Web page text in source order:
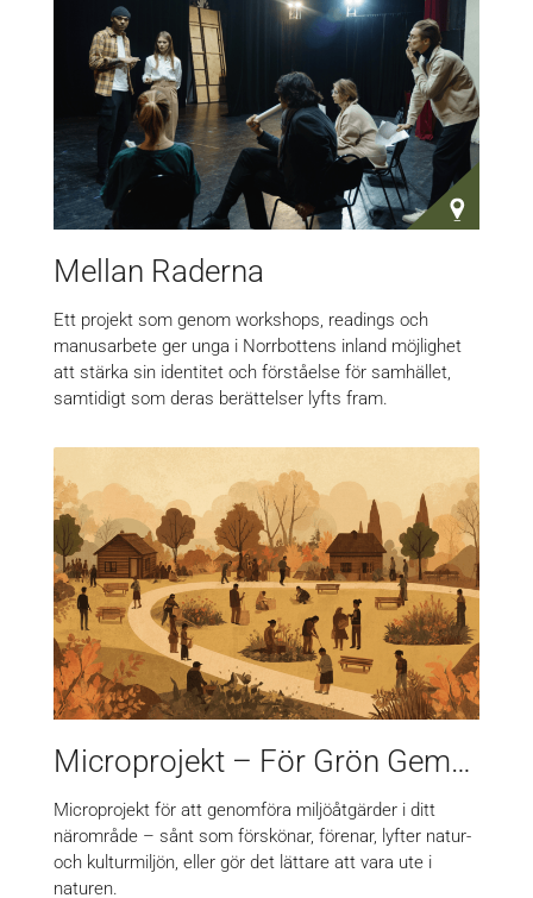
Mellan Raderna
Ett projekt som genom workshops, readings och
manusarbete ger unga i Norrbottens inland möjlighet
att stärka sin identitet och förståelse för samhället,
samtidigt som deras berättelser lyfts fram.
Microprojekt – För Grön Gemenskap
Microprojekt för att genomföra miljöåtgärder i ditt
närområde – sånt som förskönar, förenar, lyfter natur-
och kulturmiljön, eller gör det lättare att vara ute i
naturen.